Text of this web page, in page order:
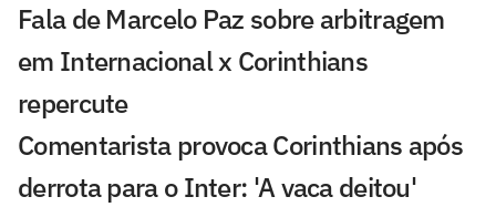
Fala de Marcelo Paz sobre arbitragem
em Internacional x Corinthians
repercute
Comentarista provoca Corinthians após
derrota para o Inter: 'A vaca deitou'